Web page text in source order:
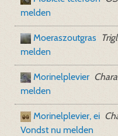
melden
Moeraszoutgras
melden
Morinelplevier
melden
Morinelplevier, ei
Vondst nu melden